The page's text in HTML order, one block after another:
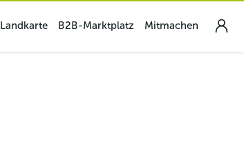
Landkarte B2B-Marktplatz Mitmachen